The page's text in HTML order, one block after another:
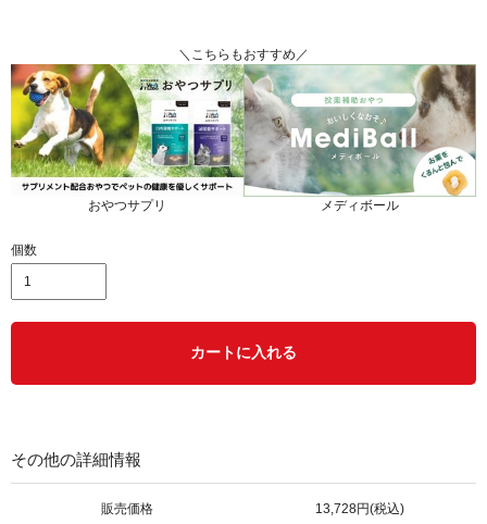
＼こちらもおすすめ／
おやつサプリ メディボール
個数
カートに入れる
その他の詳細情報
販売価格 13,728円(税込)